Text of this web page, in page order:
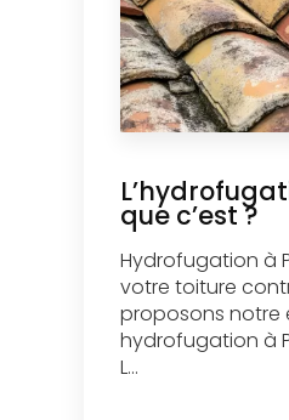
que c’est ?
Hydrofugation à
votre toiture
proposons notre
hydrofugation à
L...